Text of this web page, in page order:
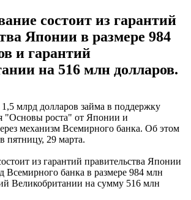
состоит из гарантий
Японии в размере 984
и гарантий
на 516 млн долларов.
млрд долларов займа в поддержку
"Основы роста" от Японии и
механизм Всемирного банка. Об этом
29 марта.
из гарантий правительства Японии
Всемирного банка в размере 984 млн
Великобритании на сумму 516 млн